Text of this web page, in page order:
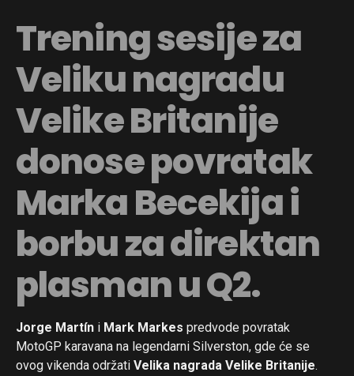
Trening sesije za
Veliku nagradu
Velike Britanije
donose povratak
Marka Becekija i
borbu za direktan
plasman u Q2.
Jorge Martín i Mark Markes predvode povratak
MotoGP karavana na legendarni Silverston, gde će se
ovog vikenda održati Velika nagrada Velike Britanije.